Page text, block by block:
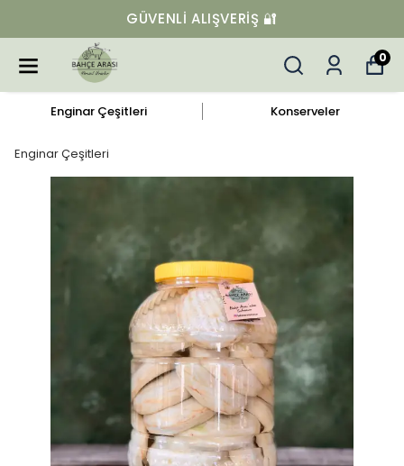
GÜVENLI ALIŞVERIŞ 🔐
0
Enginar Çeşitleri Konserveler
Enginar Çeşitleri